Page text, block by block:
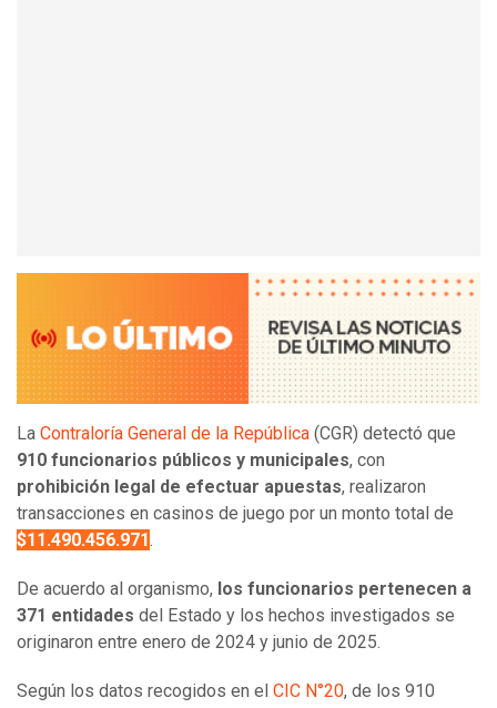
La Contraloría General de la República (CGR) detectó que
910 funcionarios públicos y municipales, con
prohibición legal de efectuar apuestas, realizaron
transacciones en casinos de juego por un monto total de
$11.490.456.971.
De acuerdo al organismo, los funcionarios pertenecen a
371 entidades del Estado y los hechos investigados se
originaron entre enero de 2024 y junio de 2025.
Según los datos recogidos en el CIC N°20, de los 910